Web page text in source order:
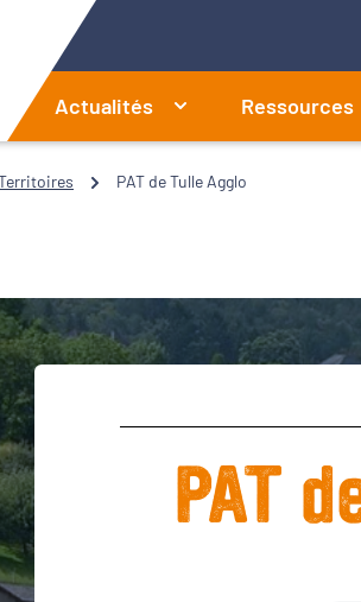
Actualités Ressources
PAT de Tulle Agglo
PAT